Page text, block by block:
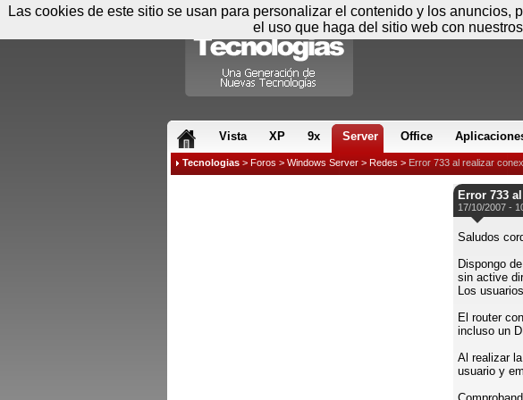
Vista XP 9x Server Office
Tecnologias > Foros > Windows Server > Redes > Error 733 al realizar
Error 733
17/10/2007 -
Saludos
Dispongo
sin active
Los
El router
incluso un
Al realizar
usuario y
Las cookies de este sitio se usan para personalizar el contenido y los
el uso que haga del sitio web con